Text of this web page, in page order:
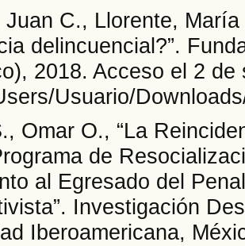
C., Llorente,
delincuencial?”.
2018. Acceso el 2
Usuario/
Omar O., “La
de
al Egresado del
Investigación
Iberoamericana,